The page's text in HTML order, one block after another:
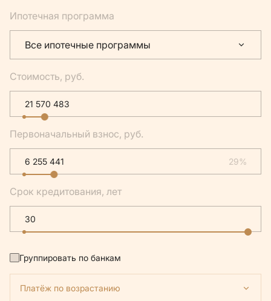
Ипотечная программа
Все ипотечные программы
Стоимость, руб.
Первоначальный взнос, руб.
29%
Срок кредитования, лет
Группировать по банкам
Платёж по возрастанию